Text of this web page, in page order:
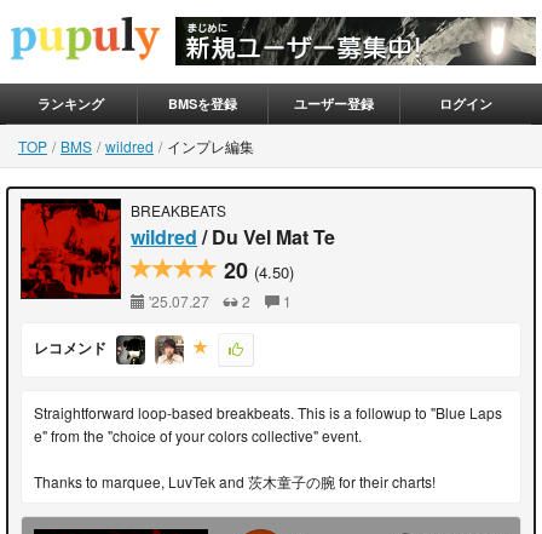
ランキング BMSを登録 ユーザー登録 ログイン
TOP BMS wildred インプレ編集
BREAKBEATS
wildred / Du Vel Mat Te
20 (4.50)
'25.07.27 2 1
レコメンド
Straightforward loop-based breakbeats. This is a followup to "Blue Laps
e" from the "choice of your colors collective" event.
Thanks to marquee, LuvTek and 茨木童子の腕 for their charts!